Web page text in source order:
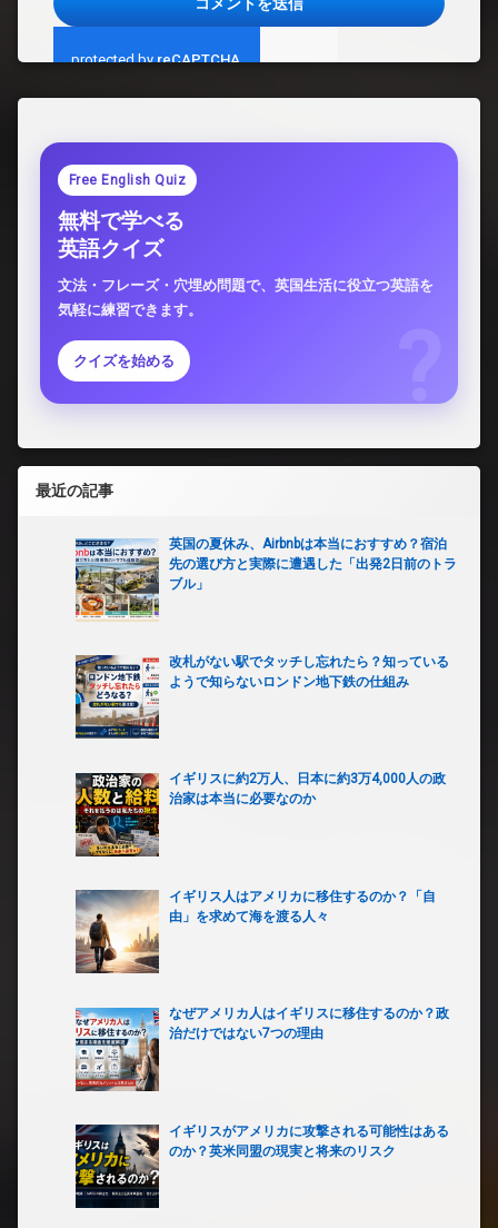
Free English Quiz
無料で学べる
英語クイズ
文法・フレーズ・穴埋め問題で、英国生活に役立つ英語を
気軽に練習できます。
クイズを始める
最近の記事
英国の夏休み、Airbnbは本当におすすめ？宿泊
先の選び方と実際に遭遇した「出発2日前のトラ
ブル」
改札がない駅でタッチし忘れたら？知っている
ようで知らないロンドン地下鉄の仕組み
イギリスに約2万人、日本に約3万4,000人の政
治家は本当に必要なのか
イギリス人はアメリカに移住するのか？「自
由」を求めて海を渡る人々
なぜアメリカ人はイギリスに移住するのか？政
治だけではない7つの理由
イギリスがアメリカに攻撃される可能性はある
のか？英米同盟の現実と将来のリスク